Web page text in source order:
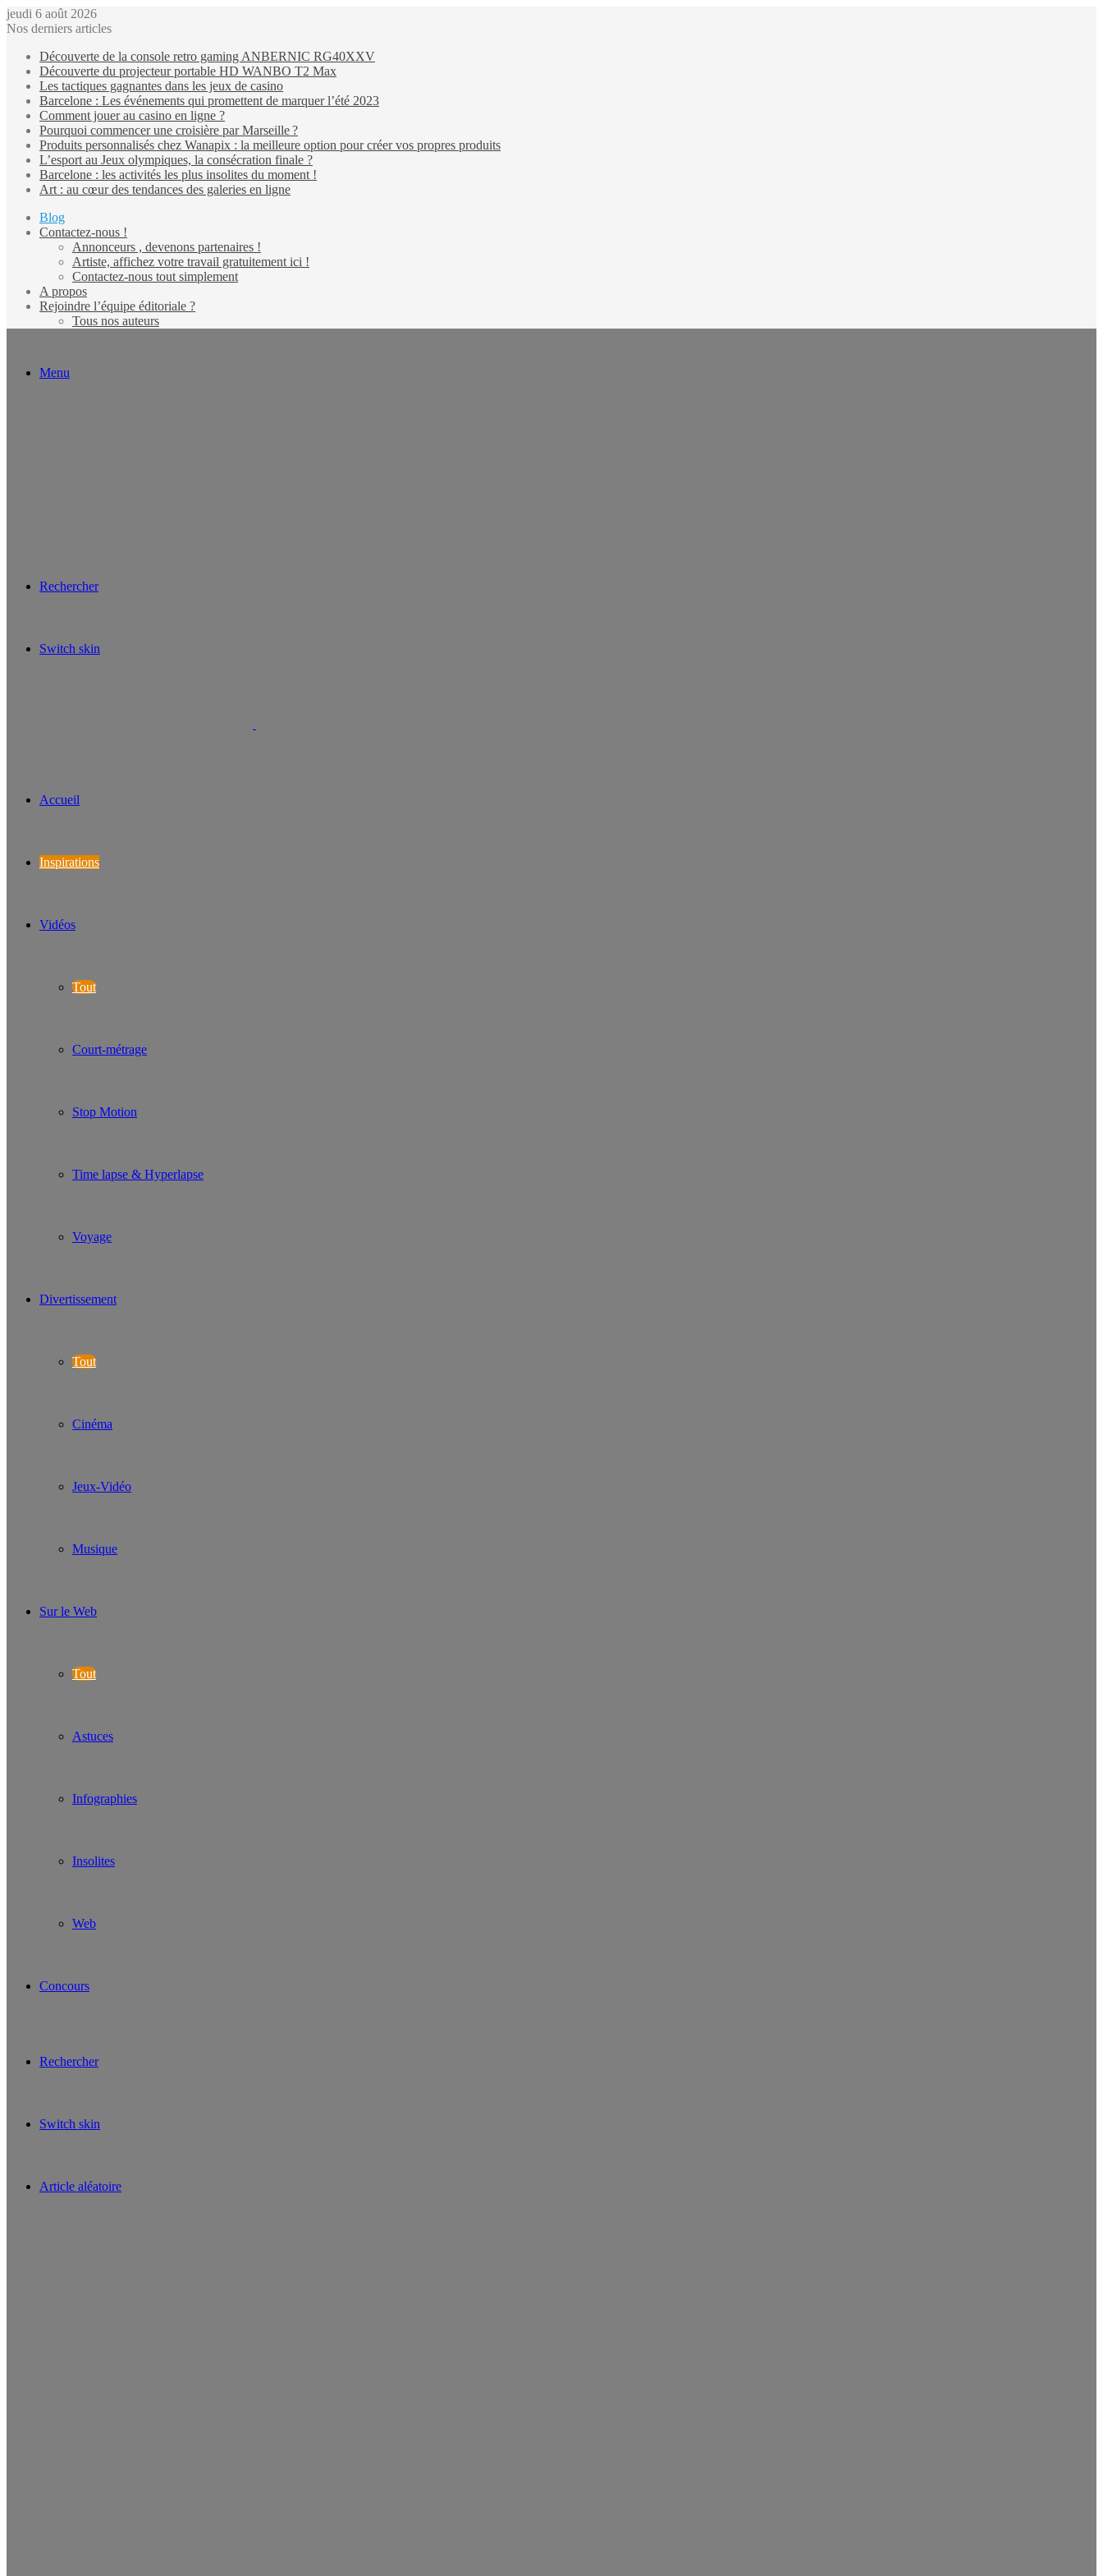
jeudi 6 août 2026
Nos derniers articles
Découverte de la console retro gaming ANBERNIC RG40XXV
Découverte du projecteur portable HD WANBO T2 Max
Les tactiques gagnantes dans les jeux de casino
Barcelone : Les événements qui promettent de marquer l’été 2023
Comment jouer au casino en ligne ?
Pourquoi commencer une croisière par Marseille ?
Produits personnalisés chez Wanapix : la meilleure option pour créer vos propres produits
L’esport au Jeux olympiques, la consécration finale ?
Barcelone : les activités les plus insolites du moment !
Art : au cœur des tendances des galeries en ligne
Blog
Contactez-nous !
Annonceurs , devenons partenaires !
Artiste, affichez votre travail gratuitement ici !
Contactez-nous tout simplement
A propos
Rejoindre l’équipe éditoriale ?
Tous nos auteurs
Menu
Rechercher
Switch skin
Accueil
Inspirations
Vidéos
Tout
Court-métrage
Stop Motion
Time lapse & Hyperlapse
Voyage
Divertissement
Tout
Cinéma
Jeux-Vidéo
Musique
Sur le Web
Tout
Astuces
Infographies
Insolites
Web
Concours
Rechercher
Switch skin
Article aléatoire